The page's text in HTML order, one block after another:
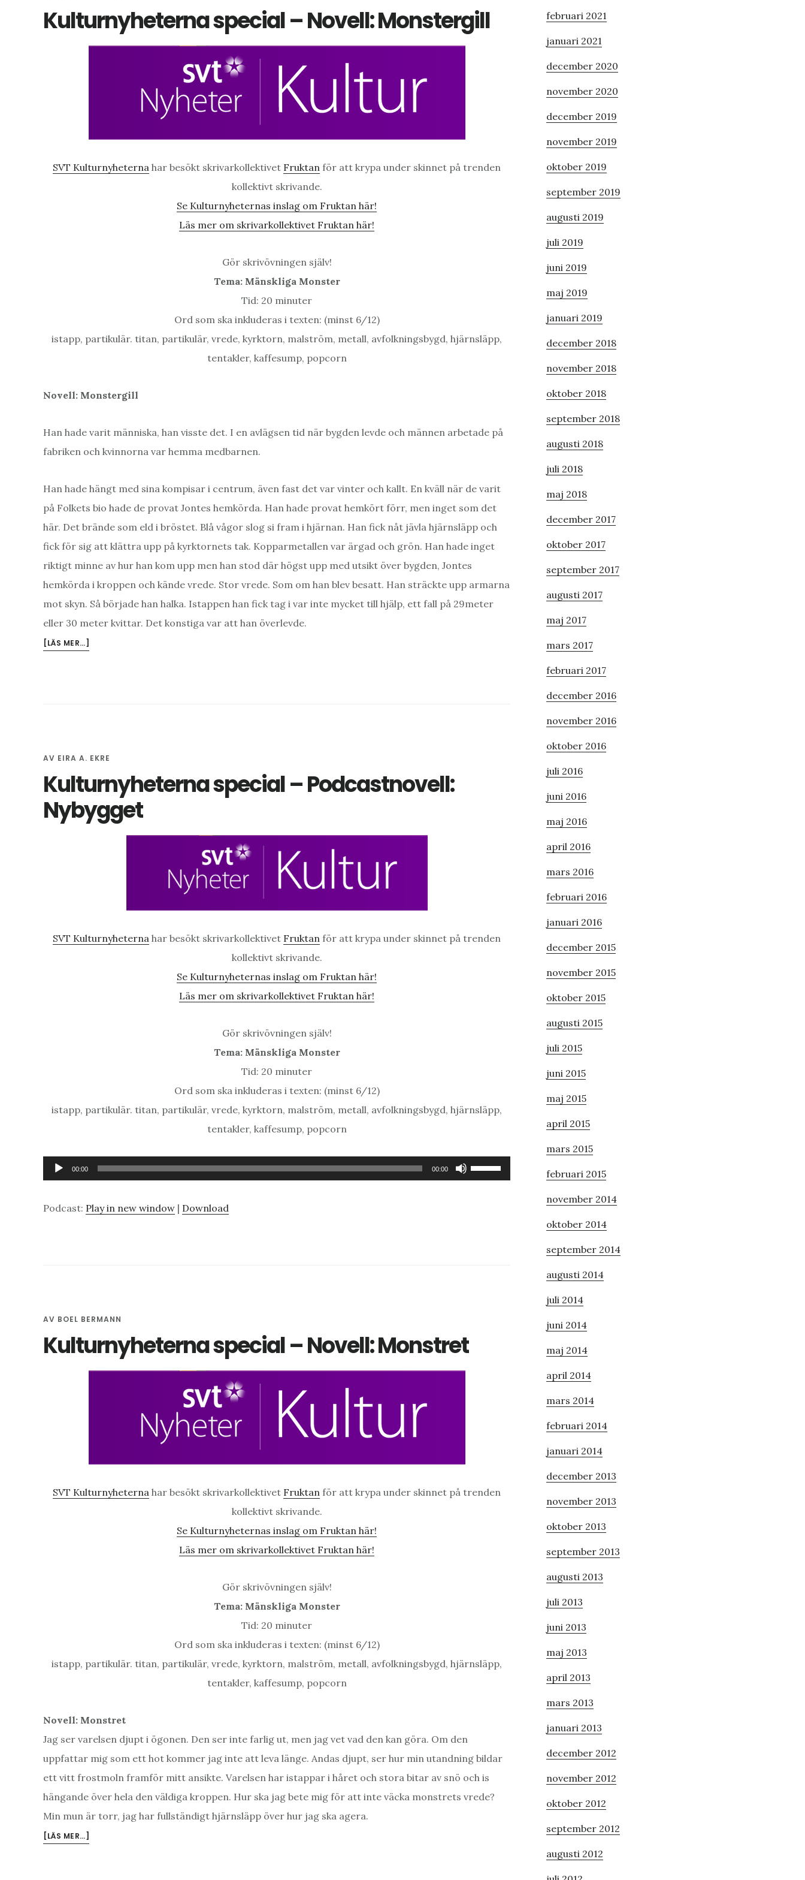
Kulturnyheterna special – Novell: Monstergill
SVT Kulturnyheterna har besökt skrivarkollektivet Fruktan för att krypa under skinnet på trenden
kollektivt skrivande.
Se Kulturnyheternas inslag om Fruktan här!
Läs mer om skrivarkollektivet Fruktan här!
Gör skrivövningen själv!
Tema: Mänskliga Monster
Tid: 20 minuter
Ord som ska inkluderas i texten: (minst 6/12)
istapp, partikulär. titan, partikulär, vrede, kyrktorn, malström, metall, avfolkningsbygd, hjärnsläpp,
tentakler, kaffesump, popcorn
Novell: Monstergill
Han hade varit människa, han visste det. I en avlägsen tid när bygden levde och männen arbetade på
fabriken och kvinnorna var hemma medbarnen.
Han hade hängt med sina kompisar i centrum, även fast det var vinter och kallt. En kväll när de varit
på Folkets bio hade de provat Jontes hemkörda. Han hade provat hemkört förr, men inget som det
här. Det brände som eld i bröstet. Blå vågor slog si fram i hjärnan. Han fick nåt jävla hjärnsläpp och
fick för sig att klättra upp på kyrktornets tak. Kopparmetallen var ärgad och grön. Han hade inget
riktigt minne av hur han kom upp men han stod där högst upp med utsikt över bygden, Jontes
hemkörda i kroppen och kände vrede. Stor vrede. Som om han blev besatt. Han sträckte upp armarna
mot skyn. Så började han halka. Istappen han fick tag i var inte mycket till hjälp, ett fall på 29meter
eller 30 meter kvittar. Det konstiga var att han överlevde.
[LÄS MER…]
AV EIRA A. EKRE
Kulturnyheterna special – Podcastnovell:
Nybygget
SVT Kulturnyheterna har besökt skrivarkollektivet Fruktan för att krypa under skinnet på trenden
kollektivt skrivande.
Se Kulturnyheternas inslag om Fruktan här!
Läs mer om skrivarkollektivet Fruktan här!
Gör skrivövningen själv!
Tema: Mänskliga Monster
Tid: 20 minuter
Ord som ska inkluderas i texten: (minst 6/12)
istapp, partikulär. titan, partikulär, vrede, kyrktorn, malström, metall, avfolkningsbygd, hjärnsläpp,
tentakler, kaffesump, popcorn
Ljudspelare
00:00 00:00
Använd
Podcast: Play in new window | Download
AV BOEL BERMANN
Kulturnyheterna special – Novell: Monstret
SVT Kulturnyheterna har besökt skrivarkollektivet Fruktan för att krypa under skinnet på trenden
kollektivt skrivande.
Se Kulturnyheternas inslag om Fruktan här!
Läs mer om skrivarkollektivet Fruktan här!
Gör skrivövningen själv!
Tema: Mänskliga Monster
Tid: 20 minuter
Ord som ska inkluderas i texten: (minst 6/12)
istapp, partikulär. titan, partikulär, vrede, kyrktorn, malström, metall, avfolkningsbygd, hjärnsläpp,
tentakler, kaffesump, popcorn
Novell: Monstret
Jag ser varelsen djupt i ögonen. Den ser inte farlig ut, men jag vet vad den kan göra. Om den
uppfattar mig som ett hot kommer jag inte att leva länge. Andas djupt, ser hur min utandning bildar
ett vitt frostmoln framför mitt ansikte. Varelsen har istappar i håret och stora bitar av snö och is
hängande över hela den väldiga kroppen. Hur ska jag bete mig för att inte väcka monstrets vrede?
Min mun är torr, jag har fullständigt hjärnsläpp över hur jag ska agera.
[LÄS MER…]
februari 2021
januari 2021
december 2020
november 2020
december 2019
november 2019
oktober 2019
september 2019
augusti 2019
juli 2019
juni 2019
maj 2019
januari 2019
december 2018
november 2018
oktober 2018
september 2018
augusti 2018
juli 2018
maj 2018
december 2017
oktober 2017
september 2017
augusti 2017
maj 2017
mars 2017
februari 2017
december 2016
november 2016
oktober 2016
juli 2016
juni 2016
maj 2016
april 2016
mars 2016
februari 2016
januari 2016
december 2015
november 2015
oktober 2015
augusti 2015
juli 2015
juni 2015
maj 2015
april 2015
mars 2015
februari 2015
november 2014
oktober 2014
september 2014
augusti 2014
juli 2014
juni 2014
maj 2014
april 2014
mars 2014
februari 2014
januari 2014
december 2013
november 2013
oktober 2013
september 2013
augusti 2013
juli 2013
juni 2013
maj 2013
april 2013
mars 2013
januari 2013
december 2012
november 2012
oktober 2012
september 2012
augusti 2012